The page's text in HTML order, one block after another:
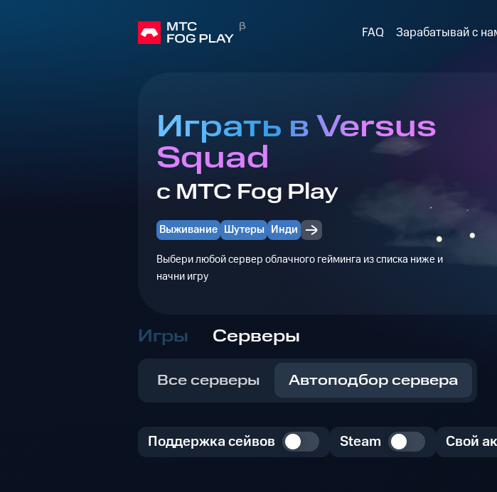
FAQ Зарабатывай с
Играть в Versus
Squad
с МТС Fog Play
Выживание Шутеры Инди
Выбери любой сервер облачного гейминга из списка ниже и
начни игру
Игры Серверы
Все серверы Автоподбор сервера
Поддержка сейвов Steam Свой